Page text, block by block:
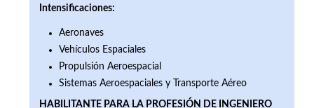
Intensificaciones:
Aeronaves
Vehículos Espaciales
Propulsión Aeroespacial
Sistemas Aeroespaciales y Transporte Aéreo
HABILITANTE PARA LA PROFESIÓN DE INGENIERO